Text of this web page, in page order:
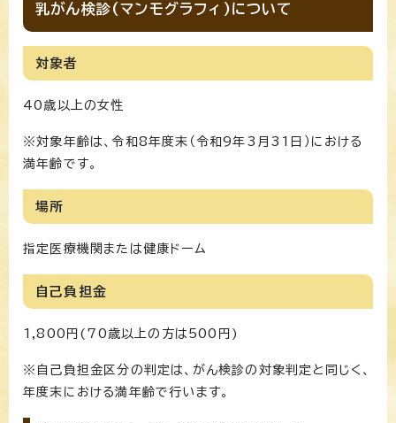
乳がん検診(マンモグラフィ)について
対象者
40歳以上の女性
※対象年齢は、令和8年度末（令和9年3月31日）における
満年齢です。
場所
指定医療機関または健康ドーム
自己負担金
1,800円(70歳以上の方は500円)
※自己負担金区分の判定は、がん検診の対象判定と同じく、
年度末における満年齢で行います。